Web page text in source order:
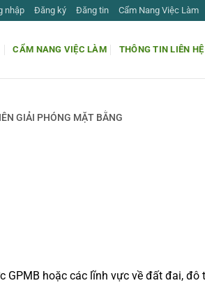
nhập Đăng ký Đăng tin Cẩm Nang Việc Làm
CẨM NANG VIỆC LÀM THÔNG TIN LIÊN HỆ
GIẢI PHÓNG MẶT BẰNG
hoặc các lĩnh vực về đất đai, đô